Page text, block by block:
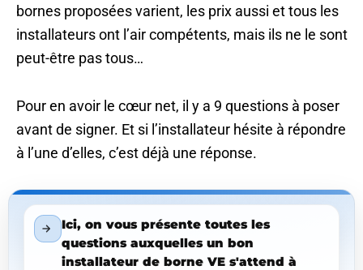
bornes proposées varient, les prix aussi et tous les
installateurs ont l’air compétents, mais ils ne le sont
peut-être pas tous…
Pour en avoir le cœur net, il y a 9 questions à poser
avant de signer. Et si l’installateur hésite à répondre
à l’une d’elles, c’est déjà une réponse.
Ici, on vous présente toutes les
questions auxquelles un bon
installateur de borne VE s'attend à